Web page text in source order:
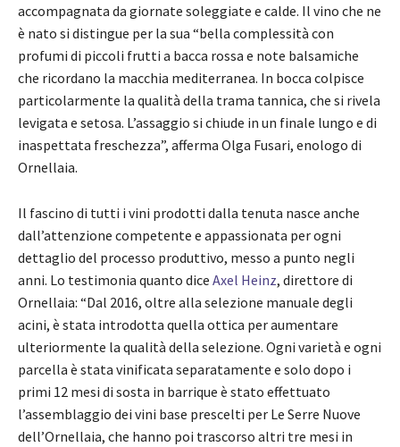
accompagnata da giornate soleggiate e calde. Il vino che ne
è nato si distingue per la sua “bella complessità con
profumi di piccoli frutti a bacca rossa e note balsamiche
che ricordano la macchia mediterranea. In bocca colpisce
particolarmente la qualità della trama tannica, che si rivela
levigata e setosa. L’assaggio si chiude in un finale lungo e di
inaspettata freschezza”, afferma Olga Fusari, enologo di
Ornellaia.
Il fascino di tutti i vini prodotti dalla tenuta nasce anche
dall’attenzione competente e appassionata per ogni
dettaglio del processo produttivo, messo a punto negli
anni. Lo testimonia quanto dice Axel Heinz, direttore di
Ornellaia: “Dal 2016, oltre alla selezione manuale degli
acini, è stata introdotta quella ottica per aumentare
ulteriormente la qualità della selezione. Ogni varietà e ogni
parcella è stata vinificata separatamente e solo dopo i
primi 12 mesi di sosta in barrique è stato effettuato
l’assemblaggio dei vini base prescelti per Le Serre Nuove
dell’Ornellaia, che hanno poi trascorso altri tre mesi in